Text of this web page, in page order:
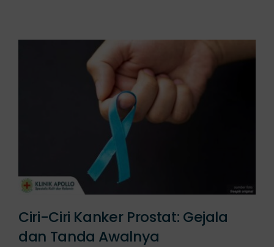
Ciri-Ciri Kanker Prostat: Gejala
dan Tanda Awalnya